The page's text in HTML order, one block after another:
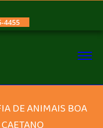
4455
DE ANIMAIS BOA